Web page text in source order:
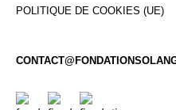
POLITIQUE DE COOKIES (UE)